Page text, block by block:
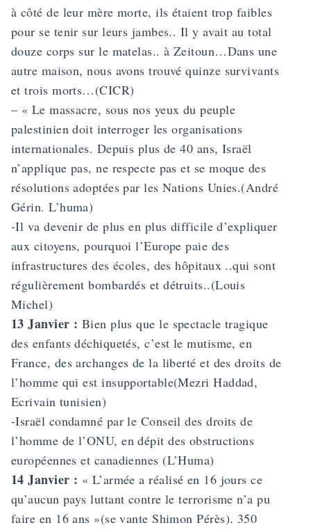
à côté de leur mère morte, ils étaient trop faibles
pour se tenir sur leurs jambes.. Il y avait au total
douze corps sur le matelas.. à Zeitoun…Dans une
autre maison, nous avons trouvé quinze survivants
et trois morts…(CICR)
– « Le massacre, sous nos yeux du peuple
palestinien doit interroger les organisations
internationales. Depuis plus de 40 ans, Israël
n’applique pas, ne respecte pas et se moque des
résolutions adoptées par les Nations Unies.(André
Gérin. L’huma)
-Il va devenir de plus en plus difficile d’expliquer
aux citoyens, pourquoi l’Europe paie des
infrastructures des écoles, des hôpitaux ..qui sont
régulièrement bombardés et détruits..(Louis
Michel)
13 Janvier : Bien plus que le spectacle tragique
des enfants déchiquetés, c’est le mutisme, en
France, des archanges de la liberté et des droits de
l’homme qui est insupportable(Mezri Haddad,
Ecrivain tunisien)
-Israël condamné par le Conseil des droits de
l’homme de l’ONU, en dépit des obstructions
européennes et canadiennes (L’Huma)
14 Janvier : « L’armée a réalisé en 16 jours ce
qu’aucun pays luttant contre le terrorisme n’a pu
faire en 16 ans »(se vante Shimon Pérès). 350